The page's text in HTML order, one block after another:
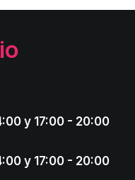
y 17:00 - 20:00
y 17:00 - 20:00